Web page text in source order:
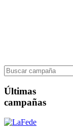
Últimas
campañas